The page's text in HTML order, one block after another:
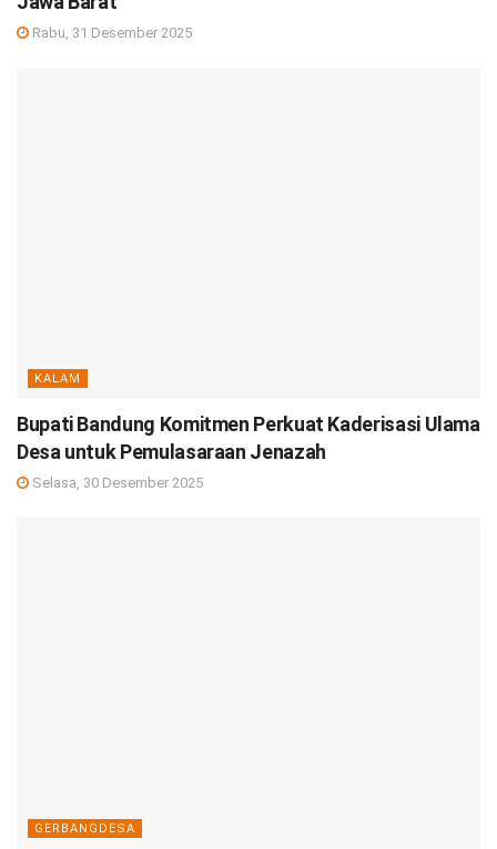
Rabu, 31 Desember 2025
KALAM
Bupati Bandung Komitmen Perkuat Kaderisasi Ulama
Desa untuk Pemulasaraan Jenazah
Selasa, 30 Desember 2025
GERBANGDESA